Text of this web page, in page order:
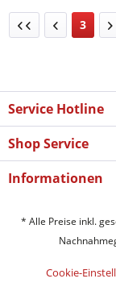
3
Service Hotline
Shop Service
Informationen
* Alle Preise inkl.
Cookie-